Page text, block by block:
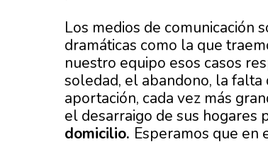
Los medios de comunicación
dramáticas como la que
nuestro equipo esos casos
soledad, el abandono, la
aportación, cada vez más
el desarraigo de sus hogares
domicilio. Esperamos que en